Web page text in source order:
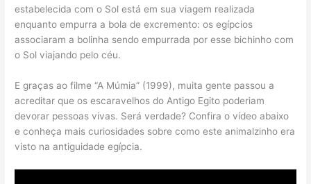
estabelecida com o Sol está em sua viagem realizada
enquanto empurra a bola de excremento: os egípcios
associaram a bolinha sendo empurrada por esse bichinho com
o Sol viajando pelo céu.
E graças ao filme “A Múmia” (1999), muita gente passou a
acreditar que os escaravelhos do Antigo Egito poderiam
devorar pessoas vivas. Será verdade? Confira o vídeo abaixo
e conheça mais curiosidades sobre como este animalzinho era
visto na antiguidade egípcia.